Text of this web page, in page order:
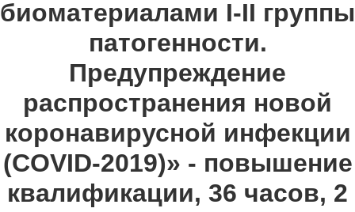
биоматериалами I-II группы
патогенности.
Предупреждение
распространения новой
коронавирусной инфекции
(COVID-2019)» - повышение
квалификации, 36 часов, 2